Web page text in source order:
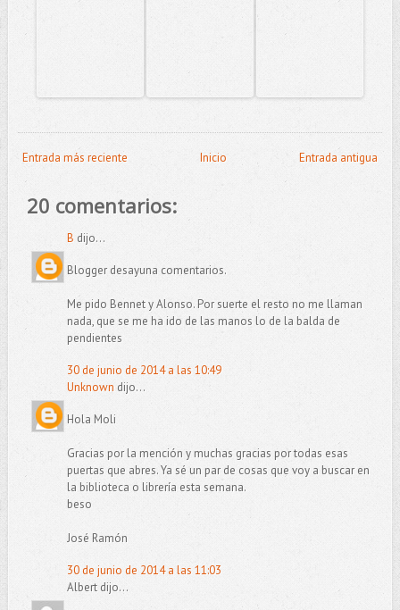
Entrada más reciente Entrada antigua
Inicio
20 comentarios:
B dijo...
Blogger desayuna comentarios.
Me pido Bennet y Alonso. Por suerte el resto no me llaman
nada, que se me ha ido de las manos lo de la balda de
pendientes
30 de junio de 2014 a las 10:49
Unknown dijo...
Hola Moli
Gracias por la mención y muchas gracias por todas esas
puertas que abres. Ya sé un par de cosas que voy a buscar en
la biblioteca o librería esta semana.
beso
José Ramón
30 de junio de 2014 a las 11:03
Albert dijo...